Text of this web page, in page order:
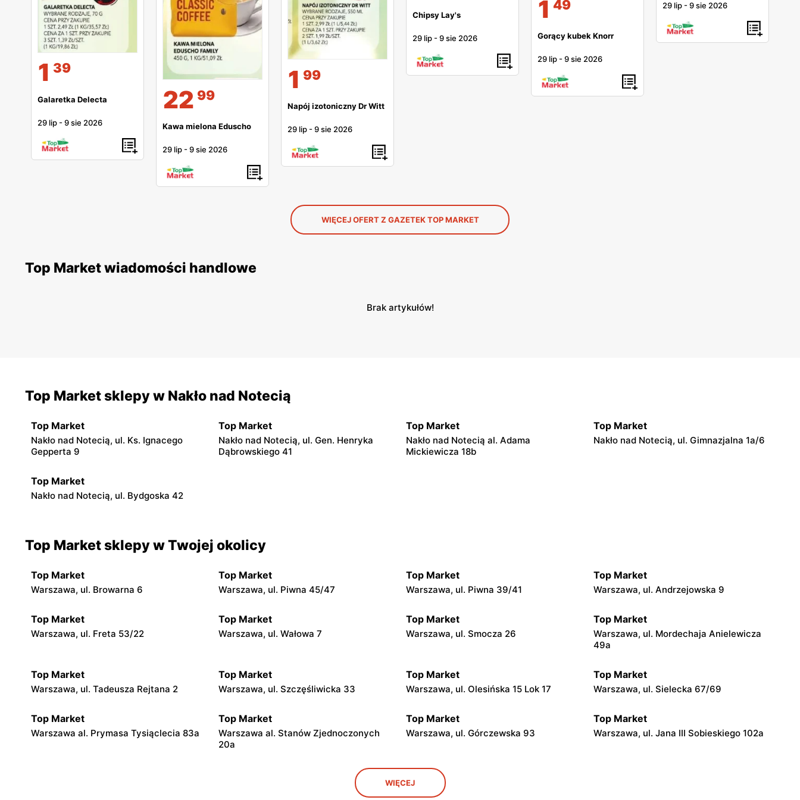
1 39
Galaretka Delecta
29 lip -9 sie 2026
22 99
Kawa mielona Eduscho
29 lip -9 sie 2026
1 99
Napój izotoniczny Dr Witt
29 lip -9 sie 2026
Chipsy Lay's
29 lip -9 sie 2026
1 49
Gorący kubek Knorr
29 lip -9 sie 2026
29 lip -9 sie 2026
WIĘCEJ OFERT Z GAZETEK TOP MARKET
Top Market wiadomości handlowe
Brak artykułów!
Top Market sklepy w Nakło nad Notecią
Top Market
Nakło nad Notecią, ul. Ks. Ignacego
Gepperta 9
Top Market
Nakło nad Notecią, ul. Gen. Henryka
Dąbrowskiego 41
Top Market
Nakło nad Notecią al. Adama
Mickiewicza 18b
Top Market
Nakło nad Notecią, ul. Gimnazjalna 1a/6
Top Market
Nakło nad Notecią, ul. Bydgoska 42
Top Market sklepy w Twojej okolicy
Top Market
Warszawa, ul. Browarna 6
Top Market
Warszawa, ul. Piwna 45/47
Top Market
Warszawa, ul. Piwna 39/41
Top Market
Warszawa, ul. Andrzejowska 9
Top Market
Warszawa, ul. Freta 53/22
Top Market
Warszawa, ul. Wałowa 7
Top Market
Warszawa, ul. Smocza 26
Top Market
Warszawa, ul. Mordechaja Anielewicza
49a
Top Market
Warszawa, ul. Tadeusza Rejtana 2
Top Market
Warszawa, ul. Szczęśliwicka 33
Top Market
Warszawa, ul. Olesińska 15 Lok 17
Top Market
Warszawa, ul. Sielecka 67/69
Top Market
Warszawa al. Prymasa Tysiąclecia 83a
Top Market
Warszawa al. Stanów Zjednoczonych
20a
Top Market
Warszawa, ul. Górczewska 93
Top Market
Warszawa, ul. Jana III Sobieskiego 102a
Warszawa, ul. Żwirki i Wigury 17
Top Market
Warszawa al. Krakowska 274
WIĘCEJ